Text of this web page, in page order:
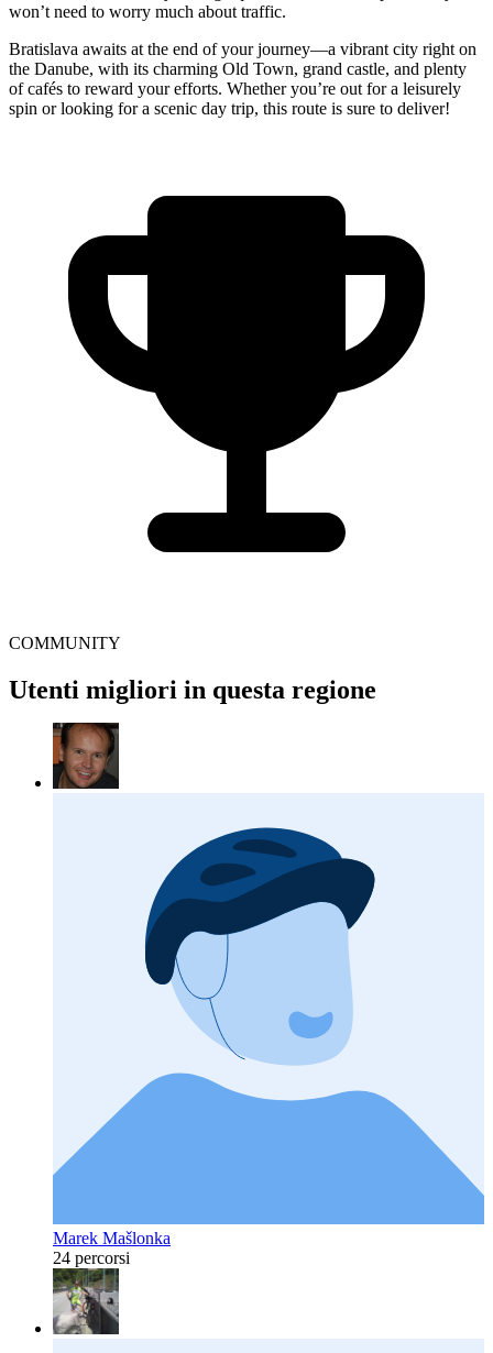
won’t need to worry much about traffic.
Bratislava awaits at the end of your journey—a vibrant city right on
the Danube, with its charming Old Town, grand castle, and plenty
of cafés to reward your efforts. Whether you’re out for a leisurely
spin or looking for a scenic day trip, this route is sure to deliver!
COMMUNITY
Utenti migliori in questa regione
Marek Mašlonka
24 percorsi